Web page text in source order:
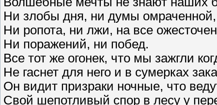
Ни злобы дня, ни думы омраченной,
Ни ропота, ни лжи, на все
Ни поражений, ни побед.
Все тот же огонек, что мы зажгли
Не гаснет для него и в сумерках
Он видит призраки ночные, что
Свой шепотливый спор в лесу у